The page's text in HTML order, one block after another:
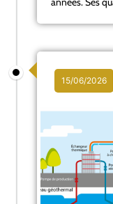
15/06/2026